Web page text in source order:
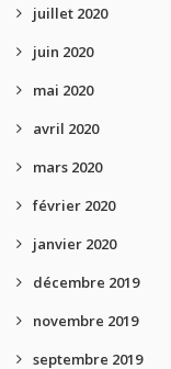
juillet 2020
juin 2020
mai 2020
avril 2020
mars 2020
février 2020
janvier 2020
décembre 2019
novembre 2019
septembre 2019